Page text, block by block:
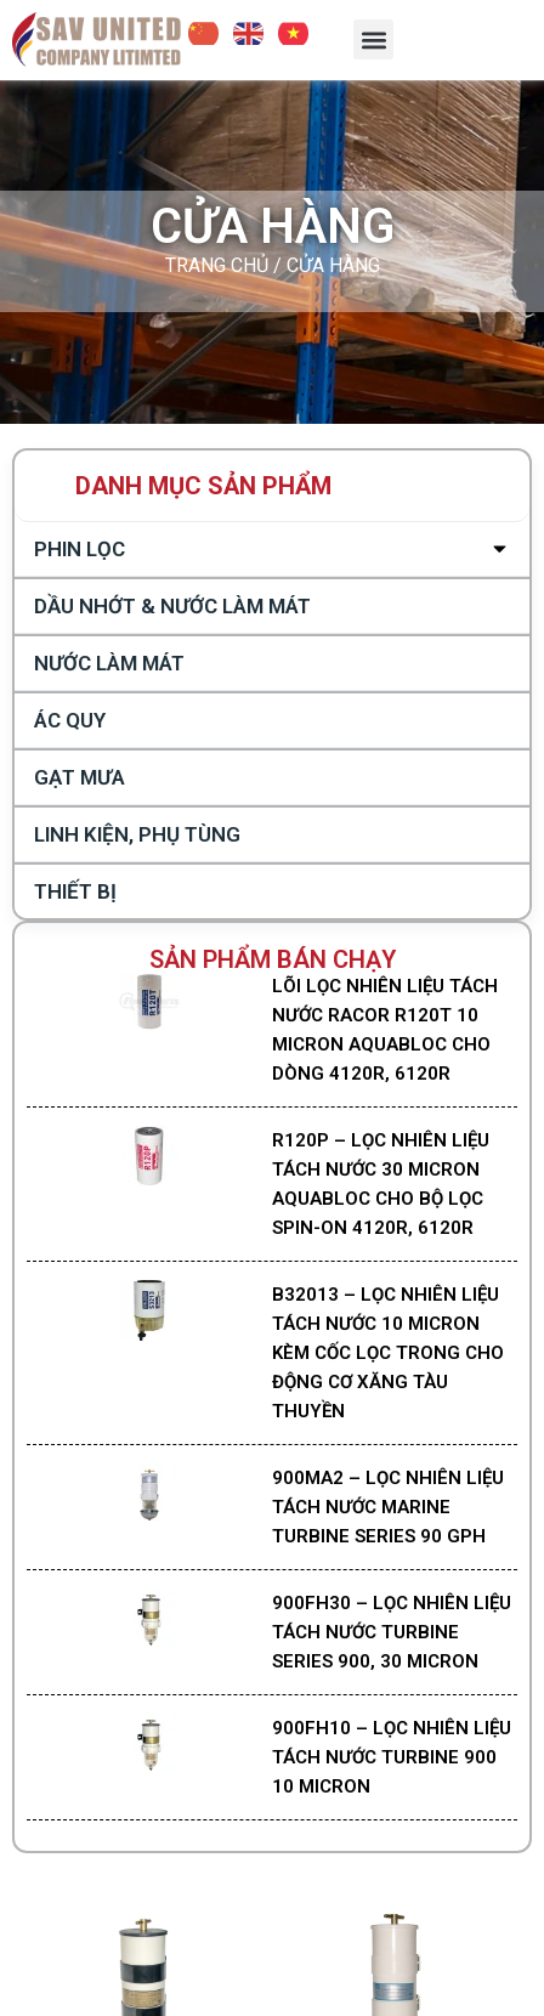
CỬA HÀNG
TRANG CHỦ/ CỬA HÀNG
PHIN LỌC
DẦU NHỚT & NƯỚC LÀM MÁT
NƯỚC LÀM MÁT
ÁC QUY
GẠT MƯA
LINH KIỆN, PHỤ TÙNG
THIẾT BỊ
SẢN PHẨM BÁN CHẠY
LÕI LỌC NHIÊN LIỆU TÁCH
NƯỚC RACOR R120T 10
MICRON AQUABLOC CHO
DÒNG 4120R, 6120R
R120P – LỌC NHIÊN LIỆU
TÁCH NƯỚC 30 MICRON
AQUABLOC CHO BỘ LỌC
SPIN-ON 4120R, 6120R
B32013 – LỌC NHIÊN LIỆU
TÁCH NƯỚC 10 MICRON
KÈM CỐC LỌC TRONG CHO
ĐỘNG CƠ XĂNG TÀU
THUYỀN
900MA2 – LỌC NHIÊN LIỆU
TÁCH NƯỚC MARINE
TURBINE SERIES 90 GPH
900FH30 – LỌC NHIÊN LIỆU
TÁCH NƯỚC TURBINE
SERIES 900, 30 MICRON
900FH10 – LỌC NHIÊN LIỆU
TÁCH NƯỚC TURBINE 900
10 MICRON